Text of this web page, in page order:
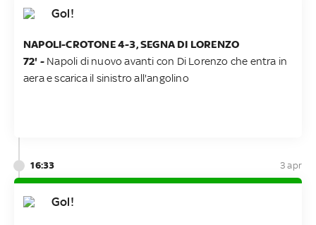
Gol!
NAPOLI-CROTONE 4-3, SEGNA DI LORENZO
72' - Napoli di nuovo avanti con Di Lorenzo che entra in
aera e scarica il sinistro all'angolino
16:33 3 apr
Gol!